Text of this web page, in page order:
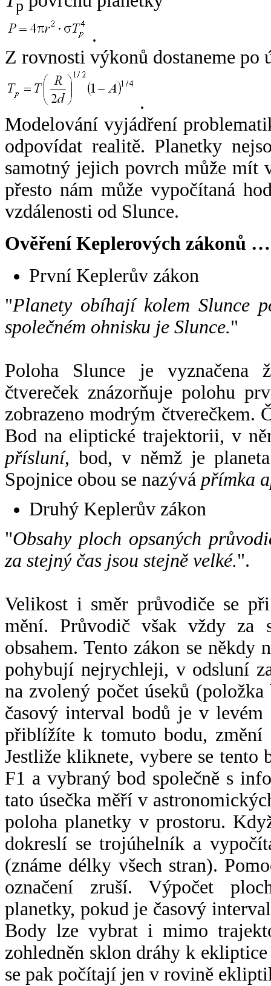
p
.
Z rovnosti výkonů dostaneme po
.
Modelování vyjádření
odpovídat realitě. Planetky
samotný jejich povrch může mít
přesto nám může vypočítaná
vzdálenosti od Slunce.
Ověření Keplerových zákonů …
První Keplerův zákon
"Planety obíhají kolem Slunce
společném ohnisku je Slunce."
Poloha Slunce je vyznačena
čtvereček znázorňuje polohu
zobrazeno modrým čtverečkem.
Bod na eliptické trajektorii, v
přísluní, bod, v němž je
Spojnice obou se nazývá přímka
Druhý Keplerův zákon
"Obsahy ploch opsaných
za stejný čas jsou stejně velké.".
Velikost i směr průvodiče se
mění. Průvodič však vždy za
obsahem. Tento zákon se někdy
pohybují nejrychleji, v odsluní
na zvolený počet úseků
časový interval bodů je v
přiblížíte k tomuto bodu,
Jestliže kliknete, vybere se tento
F1 a vybraný bod společně s
tato úsečka měří v
poloha planetky v prostoru.
dokreslí se trojúhelník a
(známe délky všech stran).
označení zruší. Výpočet
planetky, pokud je časový
Body lze vybrat i mimo
zohledněn sklon dráhy k
se pak počítají jen v rovině